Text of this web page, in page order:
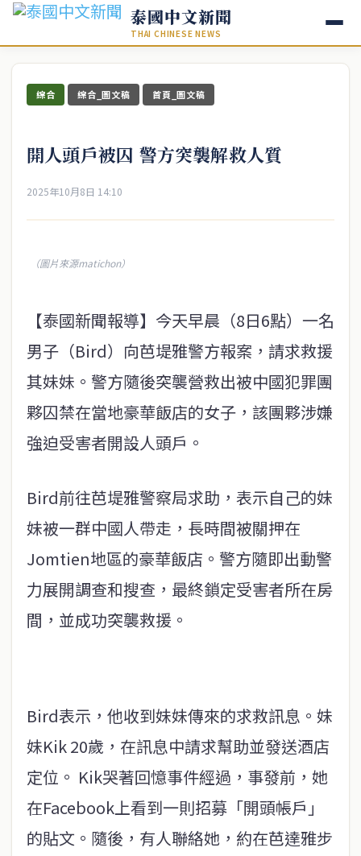
泰國中文新聞
THAI CHINESE NEWS
綜合 綜合_圖文稿 首頁_圖文稿
開人頭戶被囚 警方突襲解救人質
2025年10月8日 14:10
（圖片來源matichon）
【泰國新聞報導】今天早晨（8日6點）一名
男子（Bird）向芭堤雅警方報案，請求救援
其妹妹。警方隨後突襲營救出被中國犯罪團
夥囚禁在當地豪華飯店的女子，該團夥涉嫌
強迫受害者開設人頭戶。
Bird前往芭堤雅警察局求助，表示自己的妹
妹被一群中國人帶走，長時間被關押在
Jomtien地區的豪華飯店。警方隨即出動警
力展開調查和搜查，最終鎖定受害者所在房
間，並成功突襲救援。
Bird表示，他收到妹妹傳來的求救訊息。妹
妹Kik 20歲，在訊息中請求幫助並發送酒店
定位。 Kik哭著回憶事件經過，事發前，她
在Facebook上看到一則招募「開頭帳戶」
的貼文。隨後，有人聯絡她，約在芭達雅步